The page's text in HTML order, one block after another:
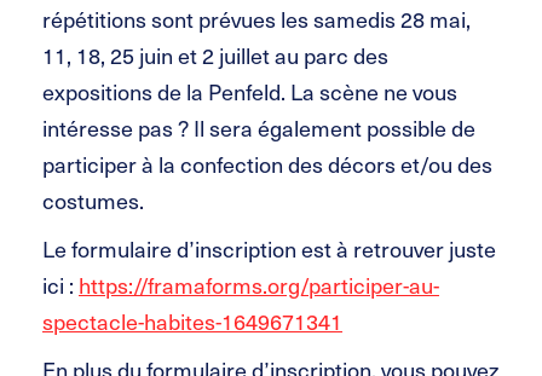
répétitions sont prévues les samedis 28 mai,
11, 18, 25 juin et 2 juillet au parc des
expositions de la Penfeld. La scène ne vous
intéresse pas ? Il sera également possible de
participer à la confection des décors et/ou des
costumes.
Le formulaire d’inscription est à retrouver juste
ici : https://framaforms.org/participer-au-
spectacle-habites-1649671341
En plus du formulaire d’inscription, vous pouvez